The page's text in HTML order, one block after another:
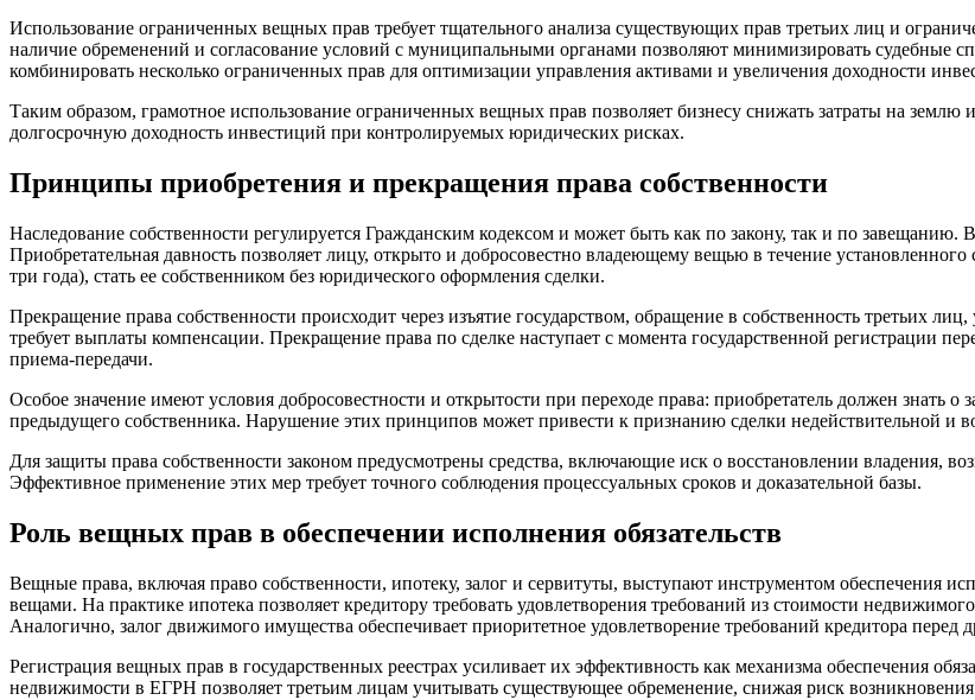
Использование ограниченных вещных прав требует тщательного анализа существующих прав третьих лиц и
наличие обременений и согласование условий с муниципальными органами позволяют минимизировать судебные
комбинировать несколько ограниченных прав для оптимизации управления активами и увеличения доходности
Таким образом, грамотное использование ограниченных вещных прав позволяет бизнесу снижать затраты на землю
долгосрочную доходность инвестиций при контролируемых юридических рисках.
Принципы приобретения и прекращения права собственности
Наследование собственности регулируется Гражданским кодексом и может быть как по закону, так и по завещанию.
Приобретательная давность позволяет лицу, открыто и добросовестно владеющему вещью в течение
три года), стать ее собственником без юридического оформления сделки.
Прекращение права собственности происходит через изъятие государством, обращение в собственность третьих
требует выплаты компенсации. Прекращение права по сделке наступает с момента государственной регистрации
приема-передачи.
Особое значение имеют условия добросовестности и открытости при переходе права: приобретатель должен знать
предыдущего собственника. Нарушение этих принципов может привести к признанию сделки недействительной и
Для защиты права собственности законом предусмотрены средства, включающие иск о восстановлении владения,
Эффективное применение этих мер требует точного соблюдения процессуальных сроков и доказательной базы.
Роль вещных прав в обеспечении исполнения обязательств
Вещные права, включая право собственности, ипотеку, залог и сервитуты, выступают инструментом обеспечения
вещами. На практике ипотека позволяет кредитору требовать удовлетворения требований из стоимости
Аналогично, залог движимого имущества обеспечивает приоритетное удовлетворение требований кредитора перед
Регистрация вещных прав в государственных реестрах усиливает их эффективность как механизма обеспечения
недвижимости в ЕГРН позволяет третьим лицам учитывать существующее обременение, снижая риск